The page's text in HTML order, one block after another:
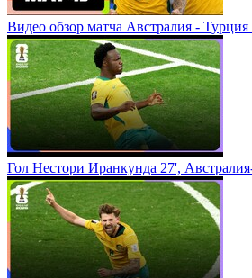
Видео обзор матча Австралия - Турция
Гол Нестори Иранкунда 27',